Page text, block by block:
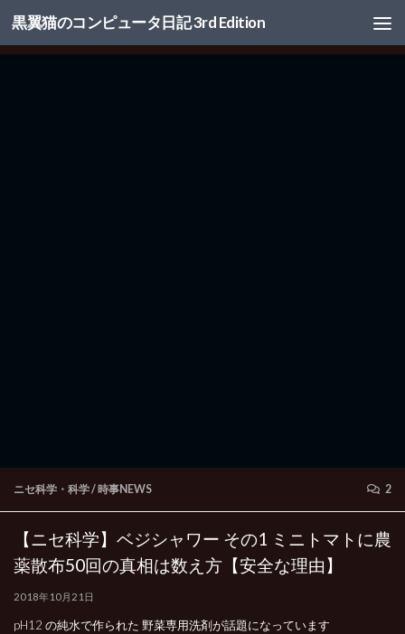
コンテンツへスキップ
黒翼猫のコンピュータ日記 3rd Edition
ニセ科学・科学/時事NEWS 2
【ニセ科学】ベジシャワー その1 ミニトマトに農
薬散布50回の真相は数え方【安全な理由】
2018年10月21日
pH12 の純水で作られた 野菜専用洗剤が話題になっています